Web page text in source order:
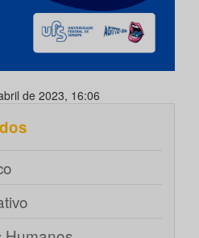
de 2023, 16:06